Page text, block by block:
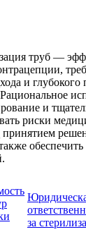
труб —
и
и
риски
принятием
обеспечить
за